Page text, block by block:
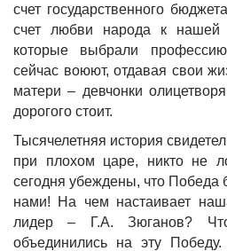
счет государственного
счет любви народа к
которые выбрали
сейчас воюют, отдавая свои
матери – девчонки
дорогого стоит.
Тысячелетняя история
при плохом царе, никто не
сегодня убеждены, что Победа
нами! На чем настаивает
лидер – Г.А. Зюганов?
объединились на эту